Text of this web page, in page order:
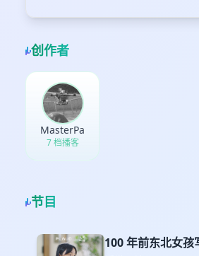
创作者
MasterPa
7 档播客
节目
100 年前东北女孩